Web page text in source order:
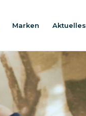
Marken Aktuelles